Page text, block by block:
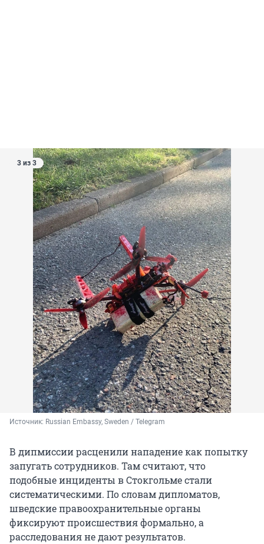
3 из 3
Источник: Russian Embassy, Sweden / Telegram
В дипмиссии расценили нападение как попытку
запугать сотрудников. Там считают, что
подобные инциденты в Стокгольме стали
систематическими. По словам дипломатов,
шведские правоохранительные органы
фиксируют происшествия формально, а
расследования не дают результатов.